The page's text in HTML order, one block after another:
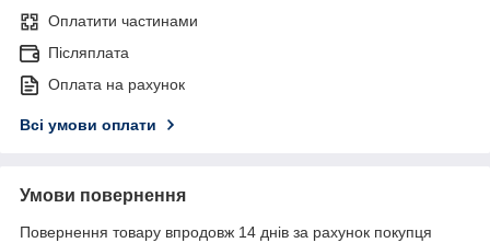
Оплатити частинами
Післяплата
Оплата на рахунок
Всі умови оплати
Умови повернення
Повернення товару впродовж 14 днів за рахунок покупця